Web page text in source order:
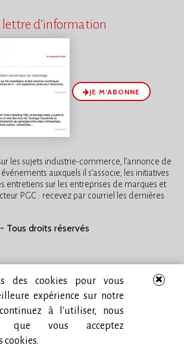
lettre d’information
JE M’ABONNE
les sujets industrie-commerce, l’annonce de
auxquels il s’associe, les initiatives
entretiens sur les entreprises de marques et
PGC : recevez par courriel les dernières
droits réservés
des cookies pour vous
expérience sur notre
à l'utiliser, nous
que vous acceptez
cookies.